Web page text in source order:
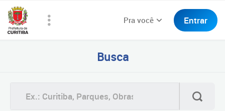
Pra você Entrar
Busca